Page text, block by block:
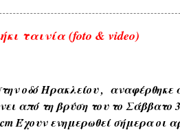
ταινία (foto & video)
οδό Ηρακλείου , αναφέρθηκε
από τη βρύση του το Σάββατο
Έχουν ενημερωθεί σήμερα οι